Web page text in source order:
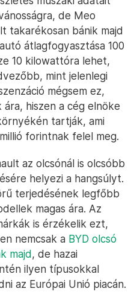
de Meo
takarékosan bánik majd
átlagfogyasztása 100
10 kilowattóra lehet,
mint jelenlegi
mégsem ez,
ára, hiszen a cég elnöke
tartják, ami
forintnak felel meg.
az olcsónál is olcsóbb
helyezi a hangsúlyt.
terjedésének legfőbb
magas ára. Az
is érzékelik ezt,
nemcsak a BYD olcsó
majd, de hazai
ilyen típusokkal
az Európai Unió piacán.